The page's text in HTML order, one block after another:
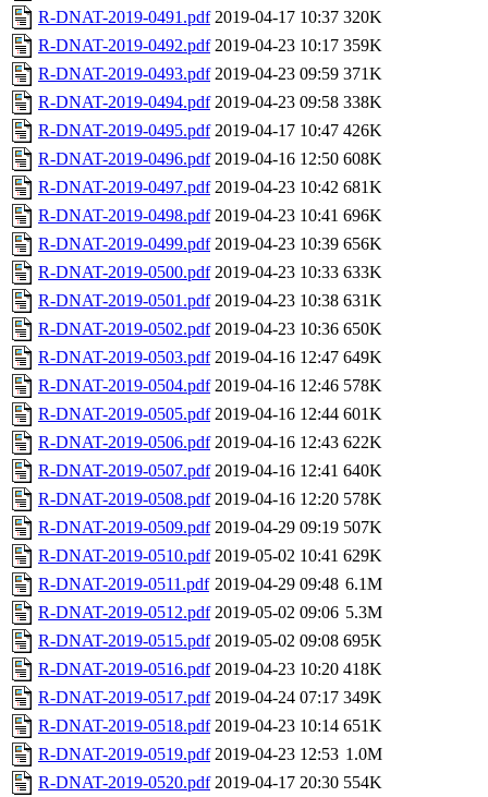
R-DNAT-2019-0491.pdf 2019-04-17 10:37 320K
R-DNAT-2019-0492.pdf 2019-04-23 10:17 359K
R-DNAT-2019-0493.pdf 2019-04-23 09:59 371K
R-DNAT-2019-0494.pdf 2019-04-23 09:58 338K
R-DNAT-2019-0495.pdf 2019-04-17 10:47 426K
R-DNAT-2019-0496.pdf 2019-04-16 12:50 608K
R-DNAT-2019-0497.pdf 2019-04-23 10:42 681K
R-DNAT-2019-0498.pdf 2019-04-23 10:41 696K
R-DNAT-2019-0499.pdf 2019-04-23 10:39 656K
R-DNAT-2019-0500.pdf 2019-04-23 10:33 633K
R-DNAT-2019-0501.pdf 2019-04-23 10:38 631K
R-DNAT-2019-0502.pdf 2019-04-23 10:36 650K
R-DNAT-2019-0503.pdf 2019-04-16 12:47 649K
R-DNAT-2019-0504.pdf 2019-04-16 12:46 578K
R-DNAT-2019-0505.pdf 2019-04-16 12:44 601K
R-DNAT-2019-0506.pdf 2019-04-16 12:43 622K
R-DNAT-2019-0507.pdf 2019-04-16 12:41 640K
R-DNAT-2019-0508.pdf 2019-04-16 12:20 578K
R-DNAT-2019-0509.pdf 2019-04-29 09:19 507K
R-DNAT-2019-0510.pdf 2019-05-02 10:41 629K
R-DNAT-2019-0511.pdf 2019-04-29 09:48 6.1M
R-DNAT-2019-0512.pdf 2019-05-02 09:06 5.3M
R-DNAT-2019-0515.pdf 2019-05-02 09:08 695K
R-DNAT-2019-0516.pdf 2019-04-23 10:20 418K
R-DNAT-2019-0517.pdf 2019-04-24 07:17 349K
R-DNAT-2019-0518.pdf 2019-04-23 10:14 651K
R-DNAT-2019-0519.pdf 2019-04-23 12:53 1.0M
R-DNAT-2019-0520.pdf 2019-04-17 20:30 554K